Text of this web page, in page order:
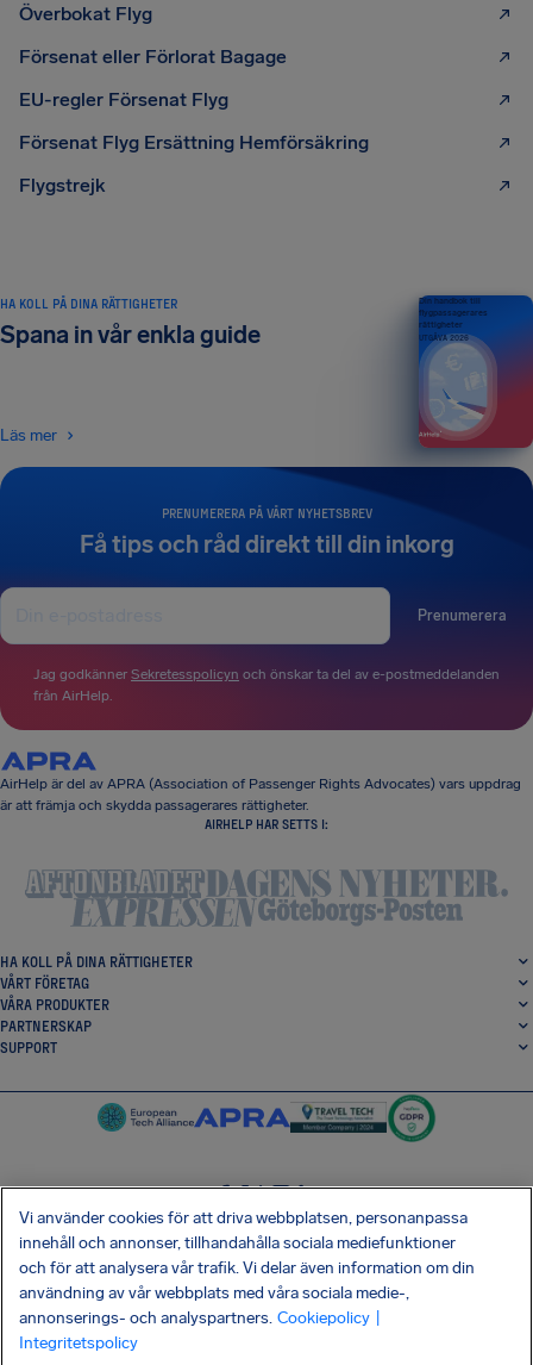
Överbokat Flyg
Försenat eller Förlorat Bagage
EU-regler Försenat Flyg
Försenat Flyg Ersättning Hemförsäkring
Flygstrejk
PRENUMERERA PÅ VÅRT NYHETSBREV
Få tips och råd direkt till din inkorg
Prenumerera
Jag godkänner Sekretesspolicyn och önskar ta del av e-postmeddelanden
från AirHelp.
HA KOLL PÅ DINA RÄTTIGHETER
Spana in vår enkla guide
Läs mer
Din handbok till
flygpassagerares
rättigheter
UTGÅVA 2026
AirHelp är del av APRA (Association of Passenger Rights Advocates) vars uppdrag
är att främja och skydda passagerares rättigheter.
AIRHELP HAR SETTS I:
HA KOLL PÅ DINA RÄTTIGHETER
VÅRT FÖRETAG
VÅRA PRODUKTER
PARTNERSKAP
SUPPORT
SocialFacebook
SocialTwitter
SocialInstagram
SocialLinkedin
HÄMTA VÅR GRATIS-APP
Vi använder cookies för att driva webbplatsen, personanpassa
innehåll och annonser, tillhandahålla sociala mediefunktioner
och för att analysera vår trafik. Vi delar även information om din
användning av vår webbplats med våra sociala medie-,
annonserings- och analyspartners. Cookiepolicy
Integritetspolicy